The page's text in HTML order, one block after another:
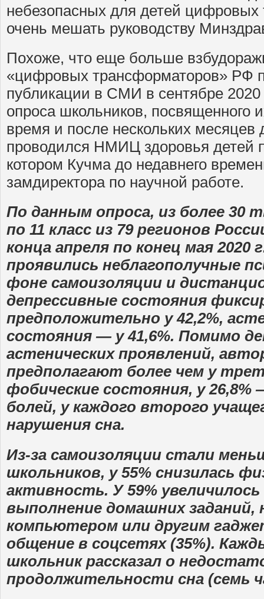
небезопасных для детей цифровых
очень мешать руководству
Похоже, что еще больше
«цифровых трансформаторов» РФ
публикации в СМИ в сентябре 2020
опроса школьников, посвященного
время и после нескольких месяцев
проводился НМИЦ здоровья детей
котором Кучма до недавнего
замдиректора по научной работе.
По данным опроса, из более 30
по 11 класс из 79 регионов
конца апреля по конец мая 2020
проявились неблагополучные
фоне самоизоляции и
депрессивные состояния
предположительно у 42,2%,
состояния — у 41,6%. Помимо
астенических проявлений,
предполагают более чем у
фобические состояния, у
болей, у каждого второго
нарушения сна.
Из-за самоизоляции стали
школьников, у 55% снизилась
активность. У 59%
выполнение домашних заданий,
компьютером или другим
общение в соцсетях (35%).
школьник рассказал о
продолжительности сна (семь